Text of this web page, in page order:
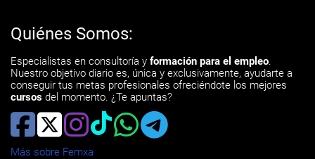
Quiénes Somos:
Especialistas en consultoría y formación para el empleo.
Nuestro objetivo diario es, única y exclusivamente, ayudarte a
conseguir tus metas profesionales ofreciéndote los mejores
cursos del momento. ¿Te apuntas?
Más sobre Femxa